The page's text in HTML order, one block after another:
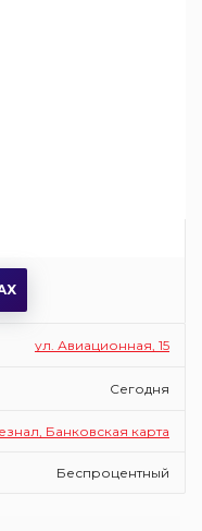
ул. Авиационная, 15
Сегодня
Банковская карта
Беспроцентный